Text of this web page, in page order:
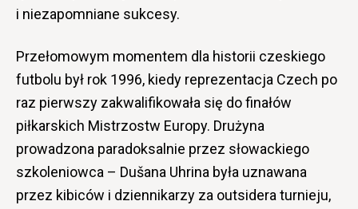
i niezapomniane sukcesy.
Przełomowym momentem dla historii czeskiego
futbolu był rok 1996, kiedy reprezentacja Czech po
raz pierwszy zakwalifikowała się do finałów
piłkarskich Mistrzostw Europy. Drużyna
prowadzona paradoksalnie przez słowackiego
szkoleniowca – Dušana Uhrina była uznawana
przez kibiców i dziennikarzy za outsidera turnieju,